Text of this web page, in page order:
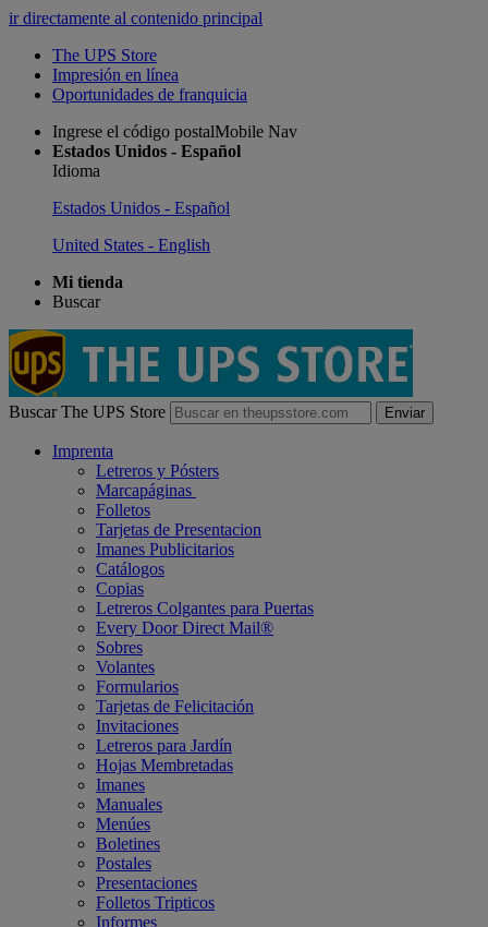
ir directamente al contenido principal
The UPS Store
Impresión en línea
Oportunidades de franquicia
Ingrese el código postalMobile Nav
Estados Unidos - Español
Idioma
Estados Unidos - Español
United States - English
Mi tienda
Buscar
Buscar The UPS Store Enviar
Imprenta
Letreros y Pósters
Marcapáginas
Folletos
Tarjetas de Presentacion
Imanes Publicitarios
Catálogos
Copias
Letreros Colgantes para Puertas
Every Door Direct Mail®
Sobres
Volantes
Formularios
Tarjetas de Felicitación
Invitaciones
Letreros para Jardín
Hojas Membretadas
Imanes
Manuales
Menúes
Boletines
Postales
Presentaciones
Folletos Tripticos
Informes